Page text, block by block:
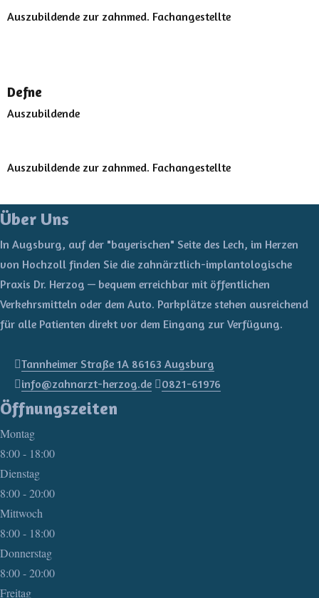
Auszubildende zur zahnmed. Fachangestellte
Defne
Auszubildende
Auszubildende zur zahnmed. Fachangestellte
Über Uns
In Augsburg, auf der "bayerischen" Seite des Lech, im Herzen
von Hochzoll finden Sie die zahnärztlich-implantologische
Praxis Dr. Herzog — bequem erreichbar mit öffentlichen
Verkehrsmitteln oder dem Auto. Parkplätze stehen ausreichend
für alle Patienten direkt vor dem Eingang zur Verfügung.
Tannheimer Straße 1A 86163 Augsburg
info@zahnarzt-herzog.de
0821-61976
Öffnungszeiten
Montag
8:00 - 18:00
Dienstag
8:00 - 20:00
Mittwoch
8:00 - 18:00
Donnerstag
8:00 - 20:00
Freitag